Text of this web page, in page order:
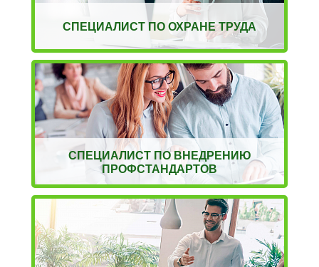
СПЕЦИАЛИСТ ПО ОХРАНЕ ТРУДА
СПЕЦИАЛИСТ ПО ВНЕДРЕНИЮ
ПРОФСТАНДАРТОВ